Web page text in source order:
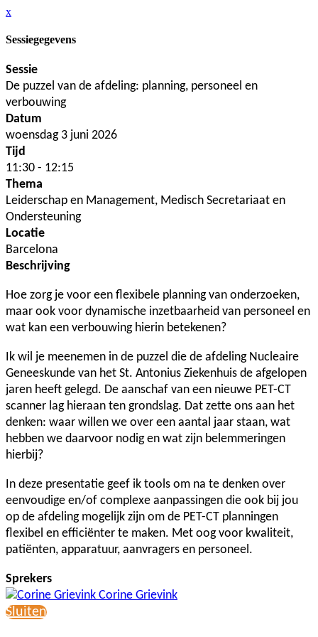
x
Sessiegegevens
Sessie
De puzzel van de afdeling: planning, personeel en
verbouwing
Datum
woensdag 3 juni 2026
Tijd
11:30 - 12:15
Thema
Leiderschap en Management, Medisch Secretariaat en
Ondersteuning
Locatie
Barcelona
Beschrijving
Hoe zorg je voor een flexibele planning van onderzoeken,
maar ook voor dynamische inzetbaarheid van personeel en
wat kan een verbouwing hierin betekenen?
Ik wil je meenemen in de puzzel die de afdeling Nucleaire
Geneeskunde van het St. Antonius Ziekenhuis de afgelopen
jaren heeft gelegd. De aanschaf van een nieuwe PET-CT
scanner lag hieraan ten grondslag. Dat zette ons aan het
denken: waar willen we over een aantal jaar staan, wat
hebben we daarvoor nodig en wat zijn belemmeringen
hierbij?
In deze presentatie geef ik tools om na te denken over
eenvoudige en/of complexe aanpassingen die ook bij jou
op de afdeling mogelijk zijn om de PET-CT planningen
flexibel en efficiënter te maken. Met oog voor kwaliteit,
patiënten, apparatuur, aanvragers en personeel.
Sprekers
Corine Grievink
Sluiten